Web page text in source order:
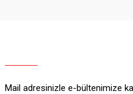
Mail adresinizle e-bültenimize